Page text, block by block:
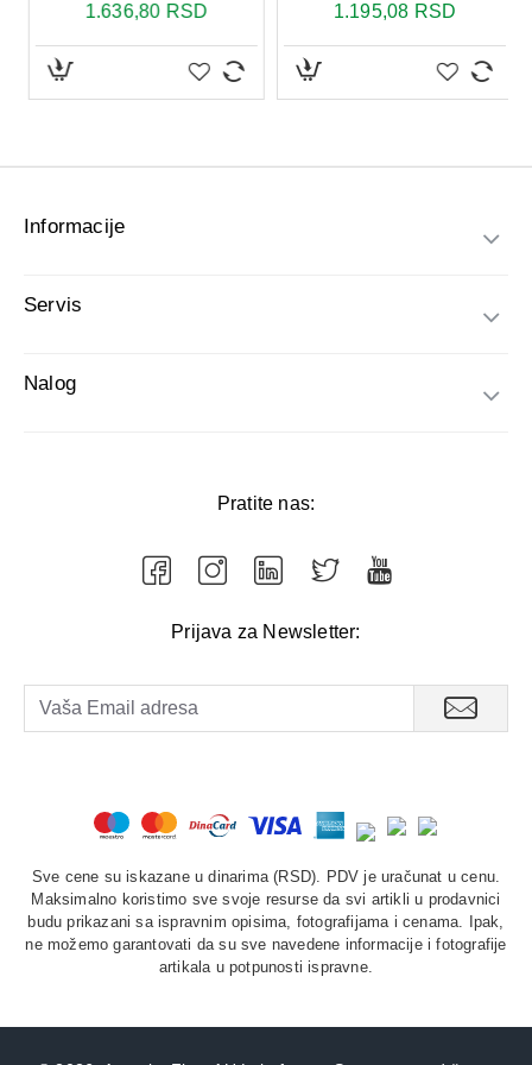
Informacije
Servis
Nalog
Pratite nas:
Prijava za Newsletter:
Sve cene su iskazane u dinarima (RSD). PDV je uračunat u cenu.
Maksimalno koristimo sve svoje resurse da svi artikli u prodavnici
budu prikazani sa ispravnim opisima, fotografijama i cenama. Ipak,
ne možemo garantovati da su sve navedene informacije i fotografije
artikala u potpunosti ispravne.